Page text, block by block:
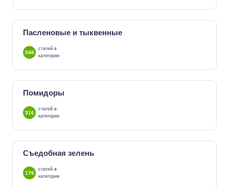
Пасленовые и тыквенные
546
статей в
категории
Помидоры
516
статей в
категории
Съедобная зелень
176
статей в
категории